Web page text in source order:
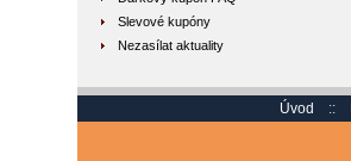
Slevové kupóny
Nezasílat aktuality
Úvod ::